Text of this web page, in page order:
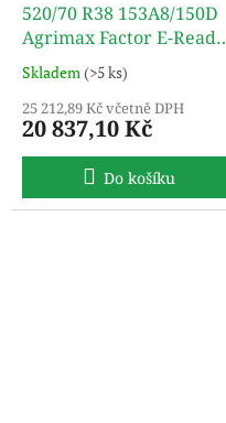
520/70 R38 153A8/150D
Agrimax Factor E-Ready
TL BKT
Skladem(>5 ks)
25 212,89 Kč včetně DPH
20 837,10 Kč
Do košíku